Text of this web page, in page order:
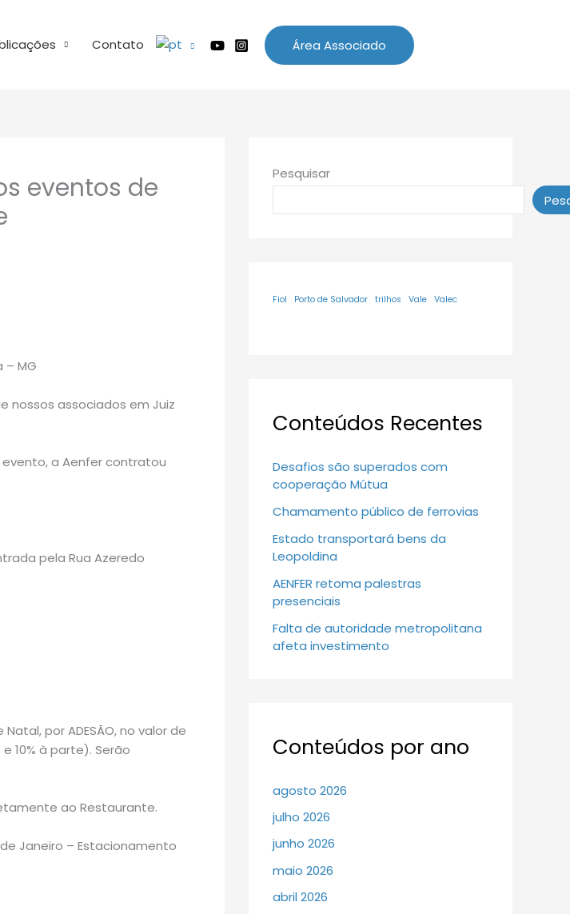
Contato Área Associado
eventos de
– MG
nossos associados em Juiz
a Aenfer contratou
pela Rua Azeredo
por ADESÃO, no valor de
e 10% à parte). Serão
ao Restaurante.
Janeiro – Estacionamento
Pesquisar
Fiol Porto de Salvador trilhos Vale Valec
Conteúdos Recentes
Desafios são superados com
cooperação Mútua
Chamamento público de ferrovias
Estado transportará bens da
Leopoldina
AENFER retoma palestras
presenciais
Falta de autoridade metropolitana
afeta investimento
Conteúdos por ano
agosto 2026
julho 2026
junho 2026
maio 2026
abril 2026